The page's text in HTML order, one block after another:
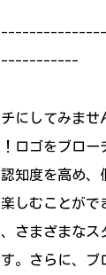
にしてみませ
ロゴをブロー
知度を高め、
しむことがで
さまざまなス
。さらに、ブ